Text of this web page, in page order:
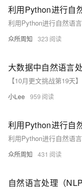
利用Python进行自
利用Python进行自然语言
众所周知 323
大数据中自然语言
【10月更文挑战第19天】
小Lee 959
利用Python进行自
利用Python进行自然语言
众所周知 431